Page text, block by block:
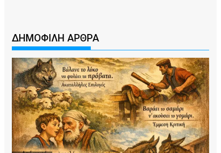
ΔΗΜΟΦΙΛΗ ΑΡΘΡΑ